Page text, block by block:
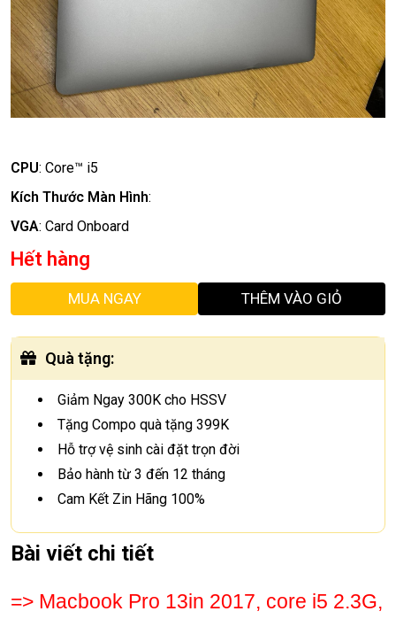
CPU: Core™ i5
Kích Thước Màn Hình:
VGA: Card Onboard
Hết hàng
MUA NGAY THÊM VÀO GIỎ
Quà tặng:
Giảm Ngay 300K cho HSSV
Tặng Compo quà tặng 399K
Hỗ trợ vệ sinh cài đặt trọn đời
Bảo hành từ 3 đến 12 tháng
Cam Kết Zin Hãng 100%
Bài viết chi tiết
=> Macbook Pro 13in 2017, core i5 2.3G,